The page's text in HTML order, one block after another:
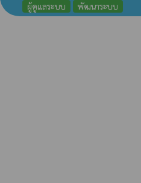
ผู้ดูแลระบบ พัฒนาระบบ